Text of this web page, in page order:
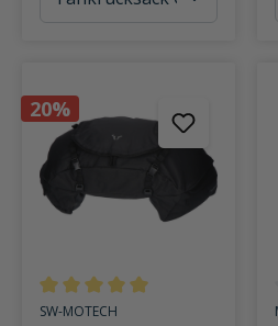
20%
Durchschnittliche Bewertung von
SW-MOTECH